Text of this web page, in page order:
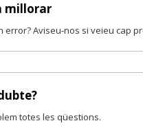
millorar
error? Aviseu-nos si veieu cap
totes les qüestions.